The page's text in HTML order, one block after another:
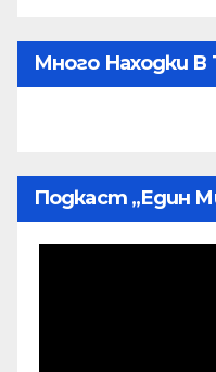
Много Находки В
Подкаст „Един